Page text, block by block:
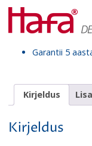
Garantii 5
Kirjeldus
Kirjeldus